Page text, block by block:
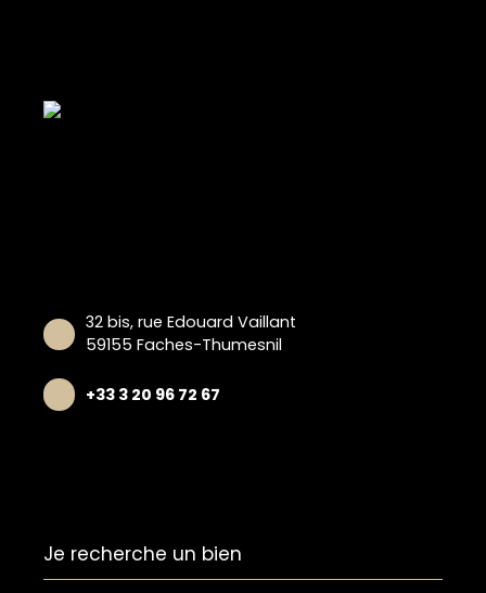
32 bis, rue Edouard Vaillant
59155 Faches-Thumesnil
+33 3 20 96 72 67
Je recherche un bien